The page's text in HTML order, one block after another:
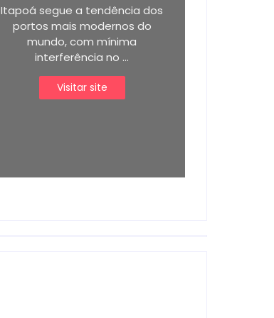
Itapoá segue a tendência dos
portos mais modernos do
mundo, com mínima
interferência no ...
Visitar site